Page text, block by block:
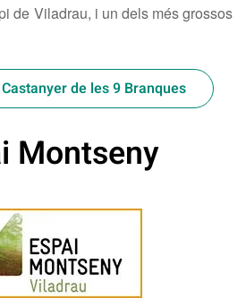
de Viladrau, i un dels més grossos
de les 9 Branques
Montseny